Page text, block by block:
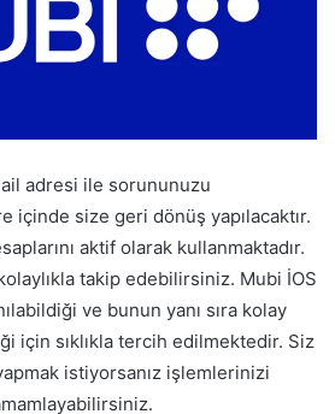
adresi ile sorununuzu
içinde size geri dönüş yapılacaktır.
aktif olarak kullanmaktadır.
takip edebilirsiniz. Mubi İOS
ve bunun yanı sıra kolay
için sıklıkla tercih edilmektedir. Siz
istiyorsanız işlemlerinizi